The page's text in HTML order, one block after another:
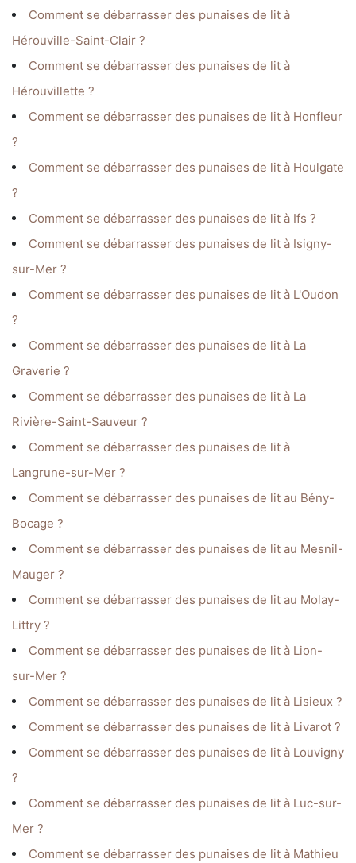
Comment se débarrasser des punaises de lit à
Hérouville-Saint-Clair ?
Comment se débarrasser des punaises de lit à
Hérouvillette ?
Comment se débarrasser des punaises de lit à Honfleur
?
Comment se débarrasser des punaises de lit à Houlgate
?
Comment se débarrasser des punaises de lit à Ifs ?
Comment se débarrasser des punaises de lit à Isigny-
sur-Mer ?
Comment se débarrasser des punaises de lit à L'Oudon
?
Comment se débarrasser des punaises de lit à La
Graverie ?
Comment se débarrasser des punaises de lit à La
Rivière-Saint-Sauveur ?
Comment se débarrasser des punaises de lit à
Langrune-sur-Mer ?
Comment se débarrasser des punaises de lit au Bény-
Bocage ?
Comment se débarrasser des punaises de lit au Mesnil-
Mauger ?
Comment se débarrasser des punaises de lit au Molay-
Littry ?
Comment se débarrasser des punaises de lit à Lion-
sur-Mer ?
Comment se débarrasser des punaises de lit à Lisieux ?
Comment se débarrasser des punaises de lit à Livarot ?
Comment se débarrasser des punaises de lit à Louvigny
?
Comment se débarrasser des punaises de lit à Luc-sur-
Mer ?
Comment se débarrasser des punaises de lit à Mathieu